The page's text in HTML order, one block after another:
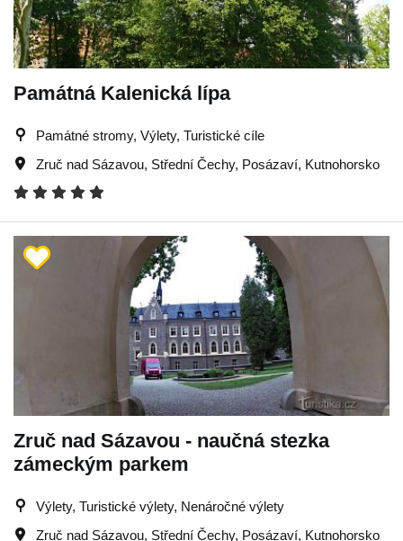
Památná Kalenická lípa
Památné stromy, Výlety, Turistické cíle
Zruč nad Sázavou, Střední Čechy, Posázaví, Kutnohorsko
Zruč nad Sázavou - naučná stezka
zámeckým parkem
Výlety, Turistické výlety, Nenáročné výlety
Zruč nad Sázavou, Střední Čechy, Posázaví, Kutnohorsko